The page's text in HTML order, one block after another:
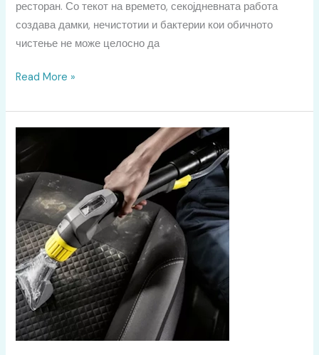
ресторан. Со текот на времето, секојдневната работа
создава дамки, нечистотии и бактерии кои обичното
чистење не може целосно да
Read More »
Чистење
на
Автомобили